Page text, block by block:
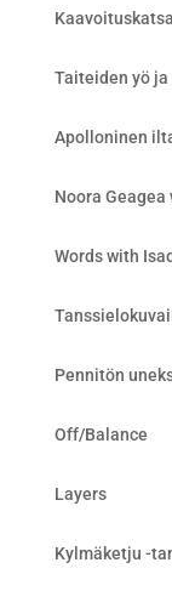
Taiteiden yö
Apolloninen
Noora
Words with
Pennitön
Off/Balance
Layers
Kylmäketju -